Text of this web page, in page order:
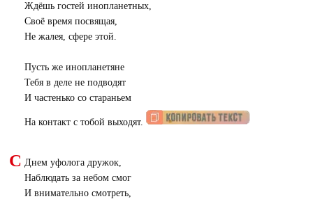
Ждёшь гостей инопланетных,
Своё время посвящая,
Не жалея, сфере этой.
Пусть же инопланетяне
Тебя в деле не подводят
И частенько со стараньем
На контакт с тобой выходят.
С Днем уфолога дружок,
Наблюдать за небом смог
И внимательно смотреть,